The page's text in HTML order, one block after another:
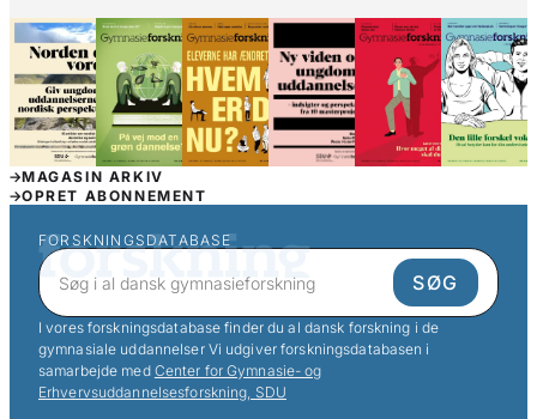
MAGASIN ARKIV
OPRET ABONNEMENT
FORSKNINGSDATABASE
I vores forskningsdatabase finder du al dansk forskning i de
gymnasiale uddannelser Vi udgiver forskningsdatabasen i
samarbejde med Center for Gymnasie- og
Erhvervsuddannelsesforskning, SDU